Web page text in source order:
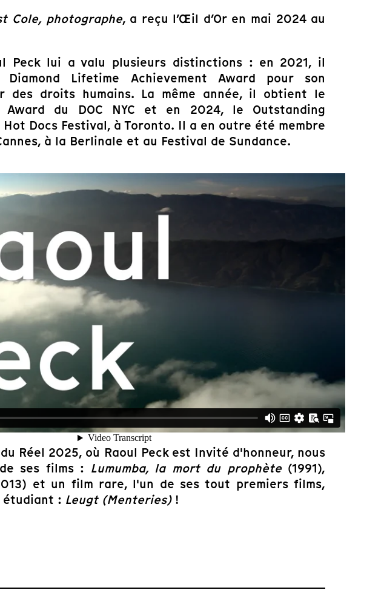
Cole, photographe, a reçu l’Œil d’Or en mai 2024 au
Peck lui a valu plusieurs distinctions : en 2021, il
Lifetime Achievement Award pour son
des droits humains. La même année, il obtient le
Award du DOC NYC et en 2024, le Outstanding
Docs Festival, à Toronto. Il a en outre été membre
à la Berlinale et au Festival de Sundance.
Réel 2025, où Raoul Peck est Invité d'honneur, nous
ses films : Lumumba, la mort du prophète(1991),
et un film rare, l'un de ses tout premiers films,
: Leugt (Menteries)!